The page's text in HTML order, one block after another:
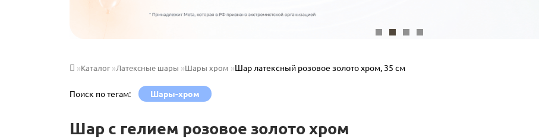
Каталог Латексные шары Шары хром Шар латексный розовое золото хром, 35 см
Поиск по тегам: Шары-хром
Шар с гелием розовое золото хром